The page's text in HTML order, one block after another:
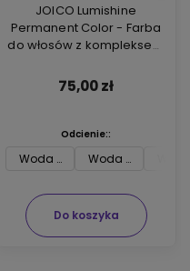
5.0 Jasny brąz6.0 Ciemny
JOICO Lumishine
Permanent Color - Farba
do włosów z kompleksem
włosy 74ml
75,00 zł
Do koszyka
Odcienie::
Woda utleniona Joico 3 %
Woda utleniona